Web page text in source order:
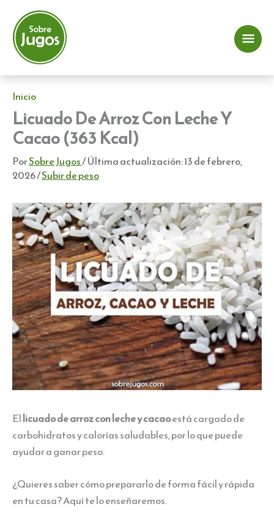
contenido
Inicio
Licuado De Arroz Con Leche Y
Cacao (363 Kcal)
PorSobre Jugos/ Última actualización:13 de febrero,
2026/Subir de peso
Ellicuado de arroz con leche y cacaoestá cargado de
carbohidratos y calorías saludables, por lo que puede
ayudar a ganar peso.
¿Quieres saber cómo prepararlo de forma fácil y rápida
en tu casa? Aquí te lo enseñaremos.